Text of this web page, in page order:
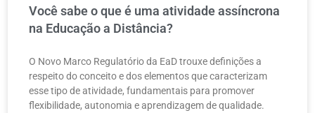
Você sabe o que é uma atividade assíncrona
na Educação a Distância?
O Novo Marco Regulatório da EaD trouxe definições a
respeito do conceito e dos elementos que caracterizam
esse tipo de atividade, fundamentais para promover
flexibilidade, autonomia e aprendizagem de qualidade.